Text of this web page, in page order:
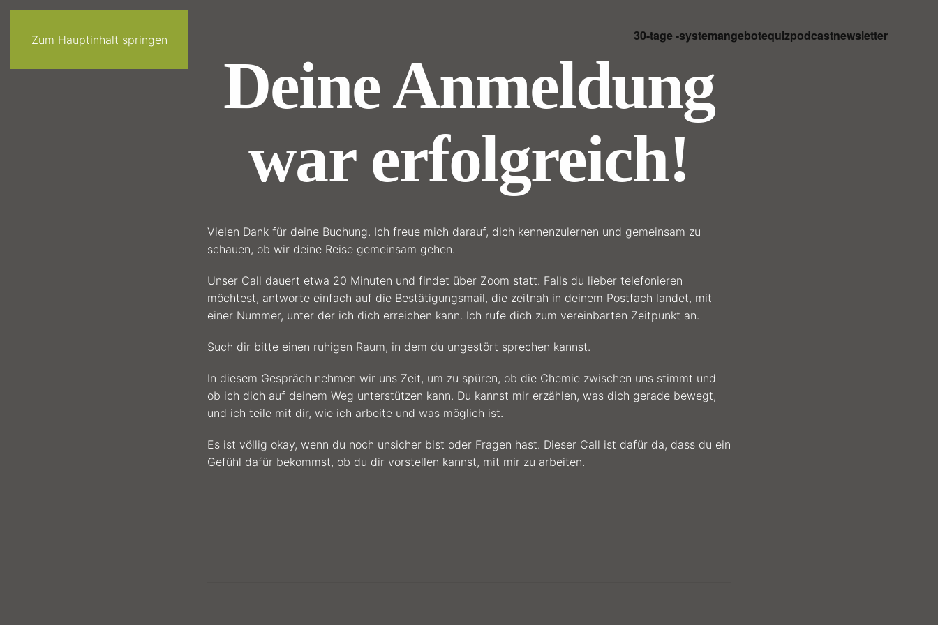
Zum Hauptinhalt springen 30-tage -systemangebotequizpodcastnewsletter
Deine Anmeldung
war erfolgreich!
Vielen Dank für deine Buchung. Ich freue mich darauf, dich kennenzulernen und gemeinsam zu
schauen, ob wir deine Reise gemeinsam gehen.
Unser Call dauert etwa 20 Minuten und findet über Zoom statt. Falls du lieber telefonieren
möchtest, antworte einfach auf die Bestätigungsmail, die zeitnah in deinem Postfach landet, mit
einer Nummer, unter der ich dich erreichen kann. Ich rufe dich zum vereinbarten Zeitpunkt an.
Such dir bitte einen ruhigen Raum, in dem du ungestört sprechen kannst.
In diesem Gespräch nehmen wir uns Zeit, um zu spüren, ob die Chemie zwischen uns stimmt und
ob ich dich auf deinem Weg unterstützen kann. Du kannst mir erzählen, was dich gerade bewegt,
und ich teile mit dir, wie ich arbeite und was möglich ist.
Es ist völlig okay, wenn du noch unsicher bist oder Fragen hast. Dieser Call ist dafür da, dass du ein
Gefühl dafür bekommst, ob du dir vorstellen kannst, mit mir zu arbeiten.